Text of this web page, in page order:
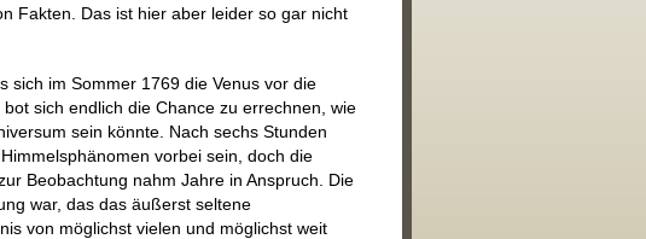
Fakten. Das ist hier aber leider so gar nicht
sich im Sommer 1769 die Venus vor die
sich endlich die Chance zu errechnen, wie
sein könnte. Nach sechs Stunden
vorbei sein, doch die
Beobachtung nahm Jahre in Anspruch. Die
war, das das äußerst seltene
von möglichst vielen und möglichst weit